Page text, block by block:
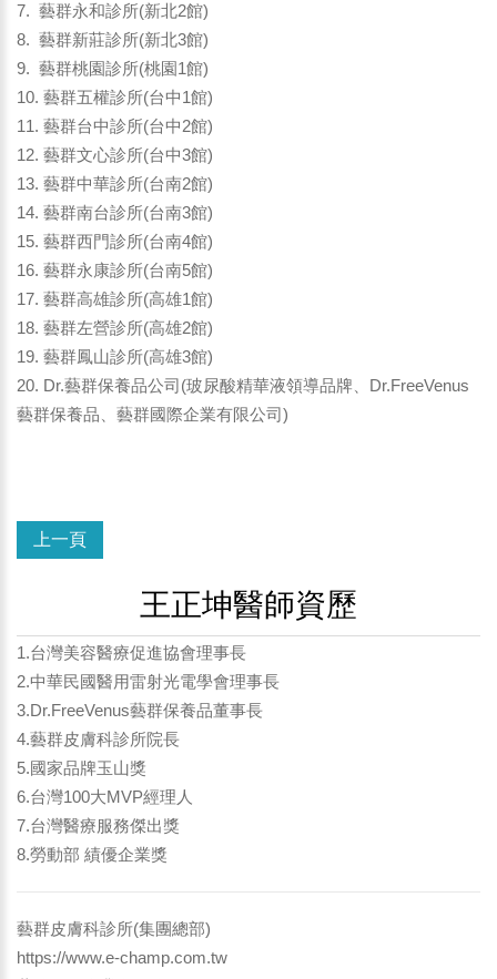
7. 藝群永和診所(新北2館)
8. 藝群新莊診所(新北3館)
9. 藝群桃園診所(桃園1館)
10. 藝群五權診所(台中1館)
11. 藝群台中診所(台中2館)
12. 藝群文心診所(台中3館)
13. 藝群中華診所(台南2館)
14. 藝群南台診所(台南3館)
15. 藝群西門診所(台南4館)
16. 藝群永康診所(台南5館)
17. 藝群高雄診所(高雄1館)
18. 藝群左營診所(高雄2館)
19. 藝群鳳山診所(高雄3館)
20. Dr.藝群保養品公司(玻尿酸精華液領導品牌、Dr.FreeVenus
藝群保養品、藝群國際企業有限公司)
上一頁
王正坤醫師資歷
1.台灣美容醫療促進協會理事長
2.中華民國醫用雷射光電學會理事長
3.Dr.FreeVenus藝群保養品董事長
4.藝群皮膚科診所院長
5.國家品牌玉山獎
6.台灣100大MVP經理人
7.台灣醫療服務傑出獎
8.勞動部 績優企業獎
藝群皮膚科診所(集團總部)
https://www.e-champ.com.tw